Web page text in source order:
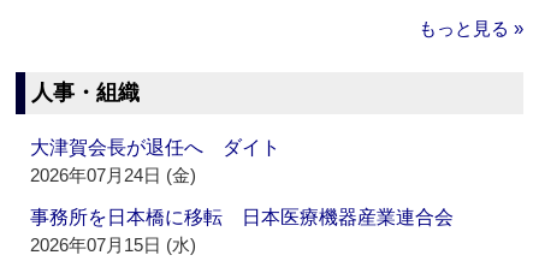
もっと見る »
人事・組織
大津賀会長が退任へ ダイト
2026年07月24日 (金)
事務所を日本橋に移転 日本医療機器産業連合会
2026年07月15日 (水)